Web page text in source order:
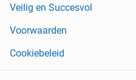
Veilig en Succesvol
Voorwaarden
Cookiebeleid